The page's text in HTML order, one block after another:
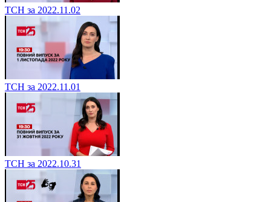
ТСН за 2022.11.02
ТСН за 2022.11.01
ТСН за 2022.10.31